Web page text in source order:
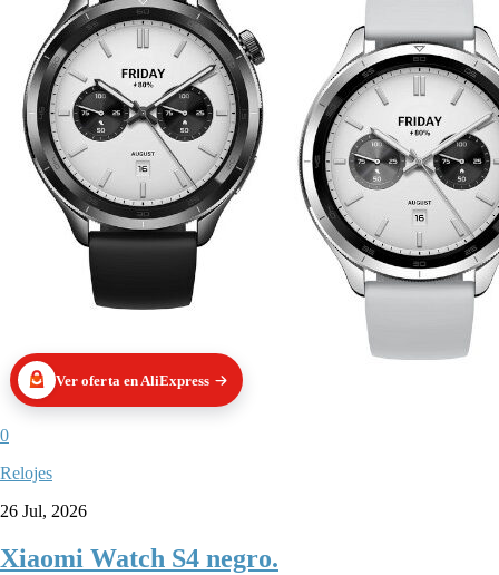
Ver oferta en AliExpress
0
Relojes
26 Jul, 2026
Xiaomi Watch S4 negro.